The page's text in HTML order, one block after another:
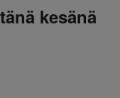
kesänä